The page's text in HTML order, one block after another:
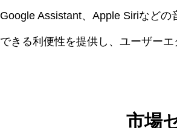
Google Assistant、Apple Siriなど
できる利便性を提供し、ユーザー
市場